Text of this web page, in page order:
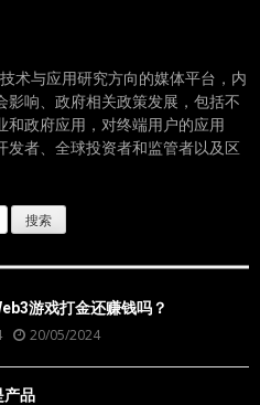
术与应用研究方向的媒体平台，内
响、政府相关政策发展，包括不
政府应用，对终端用户的应用
者、全球投资者和监管者以及区
游戏打金还赚钱吗？
20/05/2024
产品